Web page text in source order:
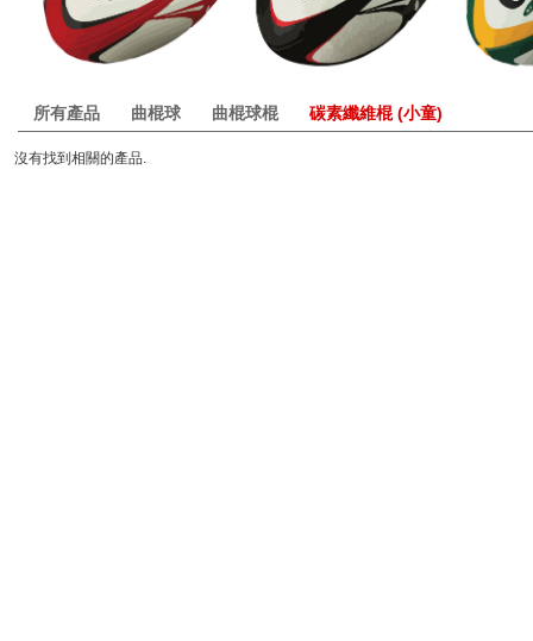
所有產品 曲棍球 曲棍球棍 碳素纖維棍 (小童)
沒有找到相關的產品.